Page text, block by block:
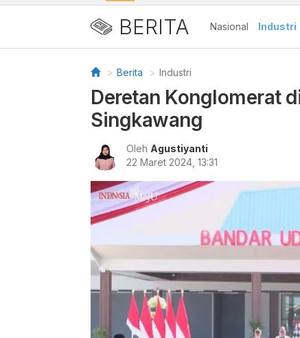
BERITA Nasional Industri
Berita Industri
Deretan Konglomerat
Singkawang
Oleh Agustiyanti
22 Maret 2024, 13:31